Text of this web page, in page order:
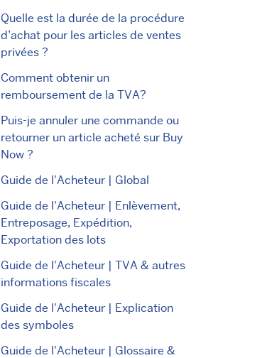
Quelle est la durée de la procédure
d’achat pour les articles de ventes
privées ?
Comment obtenir un
remboursement de la TVA?
Puis-je annuler une commande ou
retourner un article acheté sur Buy
Now ?
Guide de l'Acheteur | Global
Guide de l'Acheteur | Enlèvement,
Entreposage, Expédition,
Exportation des lots
Guide de l'Acheteur | TVA & autres
informations fiscales
Guide de l'Acheteur | Explication
des symboles
Guide de l'Acheteur | Glossaire &